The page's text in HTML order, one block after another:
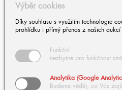
Výběr cookies
Díky souhlasu s využitím technologie
prohlídku i přímý přenos z našich
Funkční
nezbytné pro funkčnost
Analytika (Google
Budeme vědět, co Vás